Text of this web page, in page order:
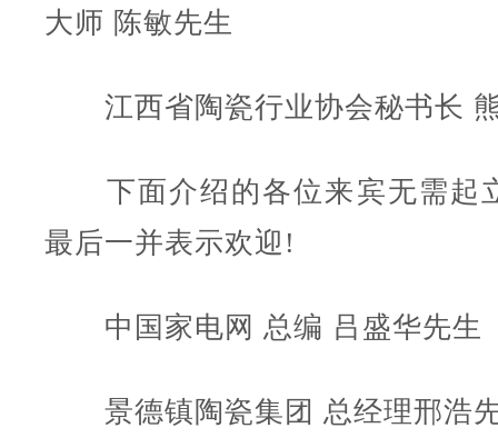
大师 陈敏先生
江西省陶瓷行业协会秘书长
下面介绍的各位来宾无需起
最后一并表示欢迎!
中国家电网 总编 吕盛华先生
景德镇陶瓷集团 总经理邢浩